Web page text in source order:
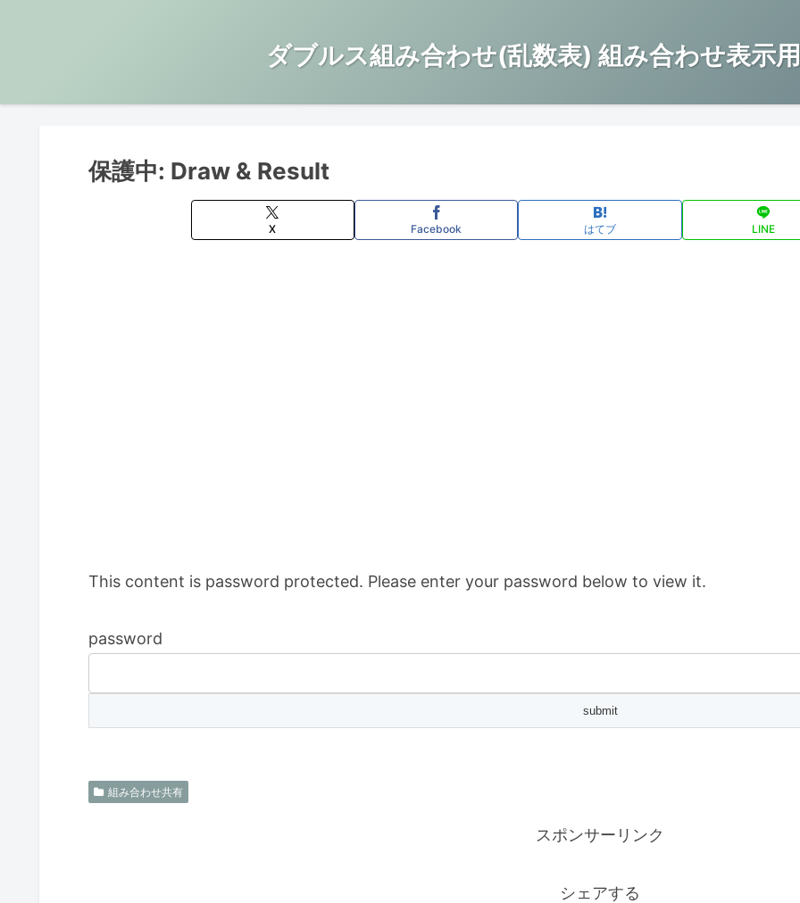
ダブルス組み合わせ(乱数表) 組み合わせ表示
保護中: Draw & Result
X Facebook はてブ LINE
This content is password protected. Please enter your password below to view it.
password
組み合わせ共有
スポンサーリンク
シェアする